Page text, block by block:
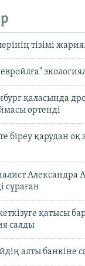
тізімі
қаласында
өртенді
біреу қарудан оқ
Александра
сұраған
қатысы
салды
алты банкіне